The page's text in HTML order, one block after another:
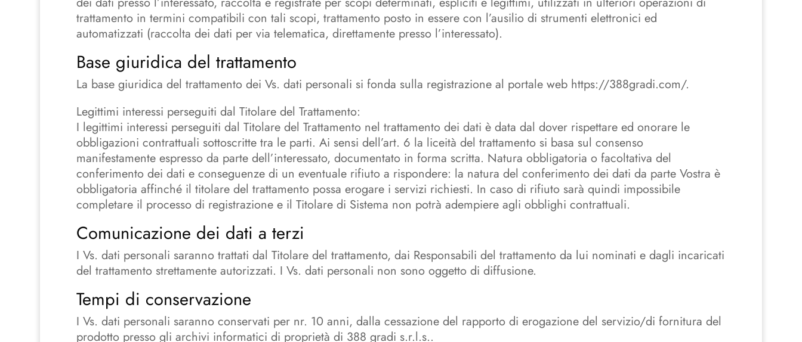
trattamento in termini compatibili con tali scopi, trattamento posto in essere con l’ausilio di strumenti elettronici ed
automatizzati (raccolta dei dati per via telematica, direttamente presso l’interessato).
Base giuridica del trattamento
La base giuridica del trattamento dei Vs. dati personali si fonda sulla registrazione al portale web https://388gradi.com/.
Legittimi interessi perseguiti dal Titolare del Trattamento:
I legittimi interessi perseguiti dal Titolare del Trattamento nel trattamento dei dati è data dal dover rispettare ed onorare le
obbligazioni contrattuali sottoscritte tra le parti. Ai sensi dell’art. 6 la liceità del trattamento si basa sul consenso
manifestamente espresso da parte dell’interessato, documentato in forma scritta. Natura obbligatoria o facoltativa del
conferimento dei dati e conseguenze di un eventuale rifiuto a rispondere: la natura del conferimento dei dati da parte Vostra è
obbligatoria affinché il titolare del trattamento possa erogare i servizi richiesti. In caso di rifiuto sarà quindi impossibile
completare il processo di registrazione e il Titolare di Sistema non potrà adempiere agli obblighi contrattuali.
Comunicazione dei dati a terzi
I Vs. dati personali saranno trattati dal Titolare del trattamento, dai Responsabili del trattamento da lui nominati e dagli incaricati
del trattamento strettamente autorizzati. I Vs. dati personali non sono oggetto di diffusione.
Tempi di conservazione
I Vs. dati personali saranno conservati per nr. 10 anni, dalla cessazione del rapporto di erogazione del servizio/di fornitura del
prodotto presso gli archivi informatici di proprietà di 388 gradi s.r.l.s..